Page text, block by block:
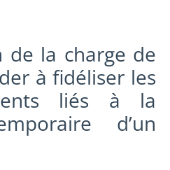
de la charge de
à fidéliser les
liés à la
d’un